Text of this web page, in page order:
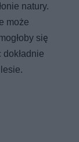
natury.
może
się